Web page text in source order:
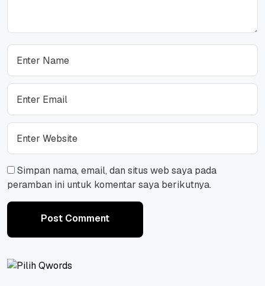
Simpan nama, email, dan situs web saya pada
peramban ini untuk komentar saya berikutnya.
Post Comment